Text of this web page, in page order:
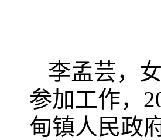
李孟芸，
参加工作，
甸镇人民政